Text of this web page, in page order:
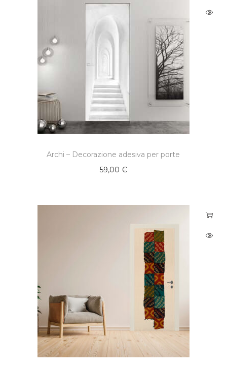
Archi – Decorazione adesiva per porte
59,00 €